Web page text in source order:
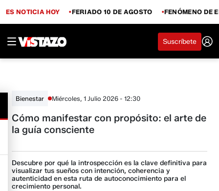
ES NOTICIA HOY FERIADO 10 DE AGOSTO FENÓMENO DE
Suscríbete
Bienestar Miércoles, 1 Julio 2026 - 12:30
Cómo manifestar con propósito: el arte de
la guía consciente
Descubre por qué la introspección es la clave definitiva para
visualizar tus sueños con intención, coherencia y
autenticidad en esta ruta de autoconocimiento para el
crecimiento personal.